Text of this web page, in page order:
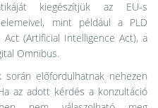
kiegészítjük az EU-s
mint például a PLD
(Artificial Intelligence Act), a
Omnibus.
előfordulhatnak nehezen
az adott kérdés a konzultáció